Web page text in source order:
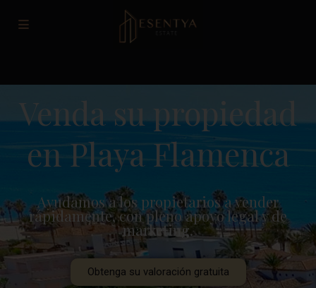
Venda su propiedad
en Playa Flamenca
Ayudamos a los propietarios a vender
rápidamente, con pleno apoyo legal y de
marketing.
Obtenga su valoración gratuita